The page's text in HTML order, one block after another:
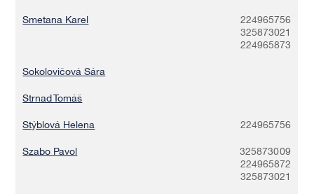
Smetana Karel
224965756
325873021
224965873
Sokolovičová Sára
Strnad Tomáš
Stýblová Helena 224965756
Szabo Pavol
325873009
224965872
325873021